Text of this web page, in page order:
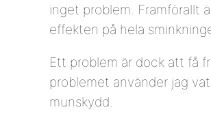
inget problem. Framförallt
effekten på hela
Ett problem är dock att få
problemet använder jag
munskydd.